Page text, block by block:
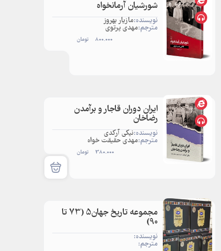
شورشیان آرمانخواه
نویسنده:مازیار بهروز
مترجم:مهدی پرتوی
800.000 تومان
ایران دوران قاجار و برآمدن
رضاخان
نویسنده:نیکی آرکدی
مترجم:مهدی حقیقت خواه
380.000 تومان
مجموعه تاریخ جهان5 (73 تا
90)
نویسنده:
مترجم: